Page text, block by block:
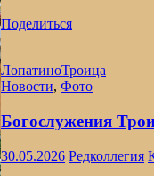
Поделиться
ЛопатиноТроица
Новости, Фото
Богослужения
30.05.2026 Редколлегия